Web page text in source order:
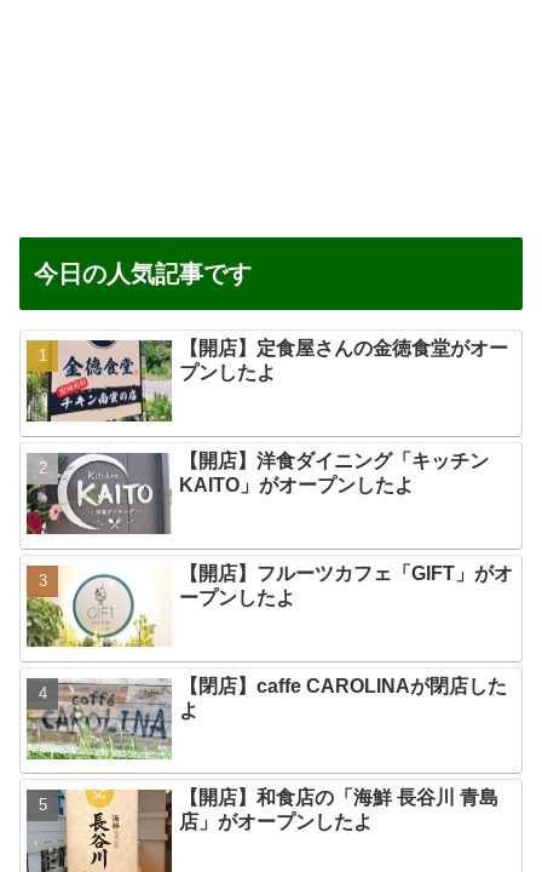
今日の人気記事です
【開店】定食屋さんの金徳食堂がオー
プンしたよ
【開店】洋食ダイニング「キッチン
KAITO」がオープンしたよ
【開店】フルーツカフェ「GIFT」がオ
ープンしたよ
【閉店】caffe CAROLINAが閉店した
よ
【開店】和食店の「海鮮 長谷川 青島
店」がオープンしたよ